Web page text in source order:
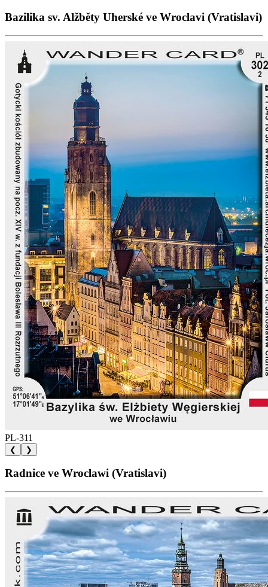
Bazilika sv. Alžběty Uherské ve Wroclavi (Vratislavi)
PL-311
❮ ❯
Radnice ve Wroclawi (Vratislavi)